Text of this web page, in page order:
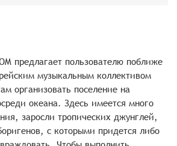
предлагает пользователю поближе
музыкальным коллективом
организовать поселение на
океана. Здесь имеется много
заросли тропических джунглей,
с которыми придется либо